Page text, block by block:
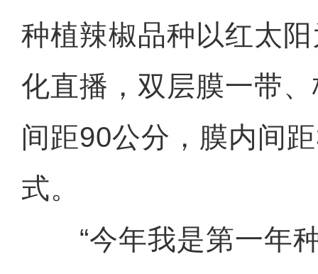
种植辣椒品种以红太
化直播，双层膜一带
间距90公分，膜内间
式。
“今年我是第一年种